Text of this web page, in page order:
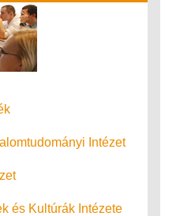
Intézet
és Kultúrák Intézete